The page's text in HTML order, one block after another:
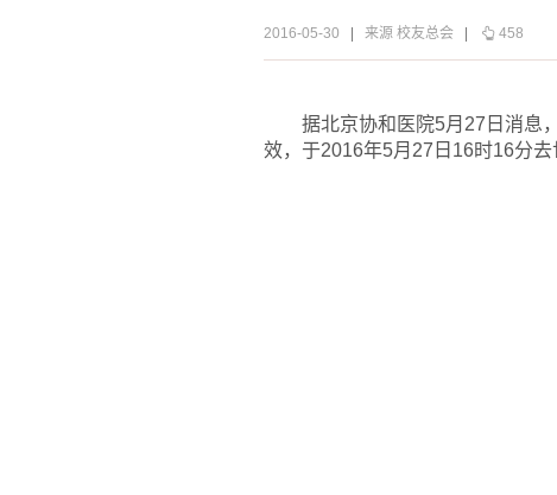
2016-05-30 来源 校友总会 458
据北京协和医院5月27日消息
效，于2016年5月27日16时16分去